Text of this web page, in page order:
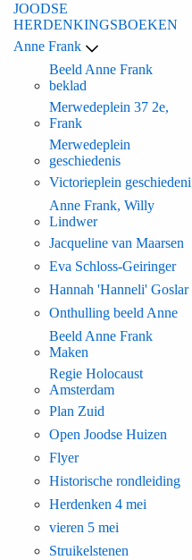
JOODSE
HERDENKINGSBOEKEN
Anne Frank
Beeld Anne Frank
beklad
Merwedeplein 37 2e,
Frank
Merwedeplein
geschiedenis
Victorieplein geschiedeni
Anne Frank, Willy
Lindwer
Jacqueline van Maarsen
Eva Schloss-Geiringer
Hannah 'Hanneli' Goslar
Onthulling beeld Anne
Beeld Anne Frank
Maken
Regie Holocaust
Amsterdam
Plan Zuid
Open Joodse Huizen
Flyer
Historische rondleiding
Herdenken 4 mei
vieren 5 mei
Struikelstenen